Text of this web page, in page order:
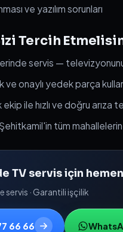
ve yazılım sorunları
Tercih
servis —
ve onaylı yedek parça
ile hızlı ve doğru arıza
tüm
TV servis için hemen
servis · Garantili işçilik
66 66